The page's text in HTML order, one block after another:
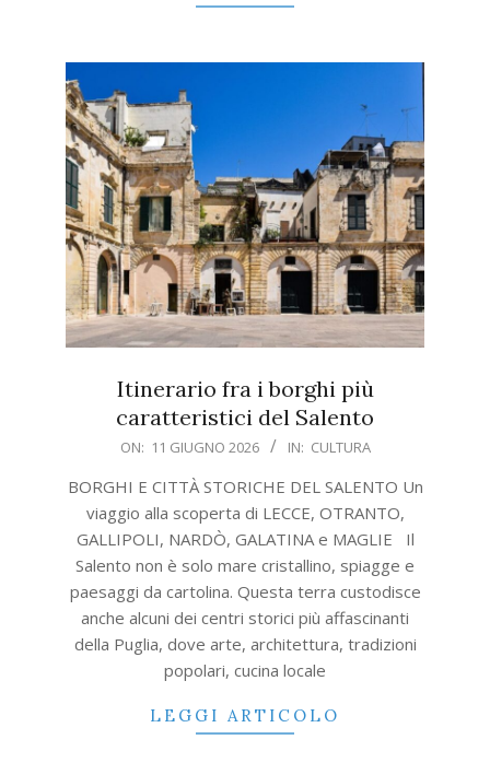
Itinerario fra i borghi più
caratteristici del Salento
11
ON: 11 GIUGNO 2026 IN: CULTURA
BORGHI E CITTÀ STORICHE DEL SALENTO Un
viaggio alla scoperta di LECCE, OTRANTO,
GALLIPOLI, NARDÒ, GALATINA e MAGLIE Il
Salento non è solo mare cristallino, spiagge e
paesaggi da cartolina. Questa terra custodisce
anche alcuni dei centri storici più affascinanti
della Puglia, dove arte, architettura, tradizioni
popolari, cucina locale
LEGGI ARTICOLO